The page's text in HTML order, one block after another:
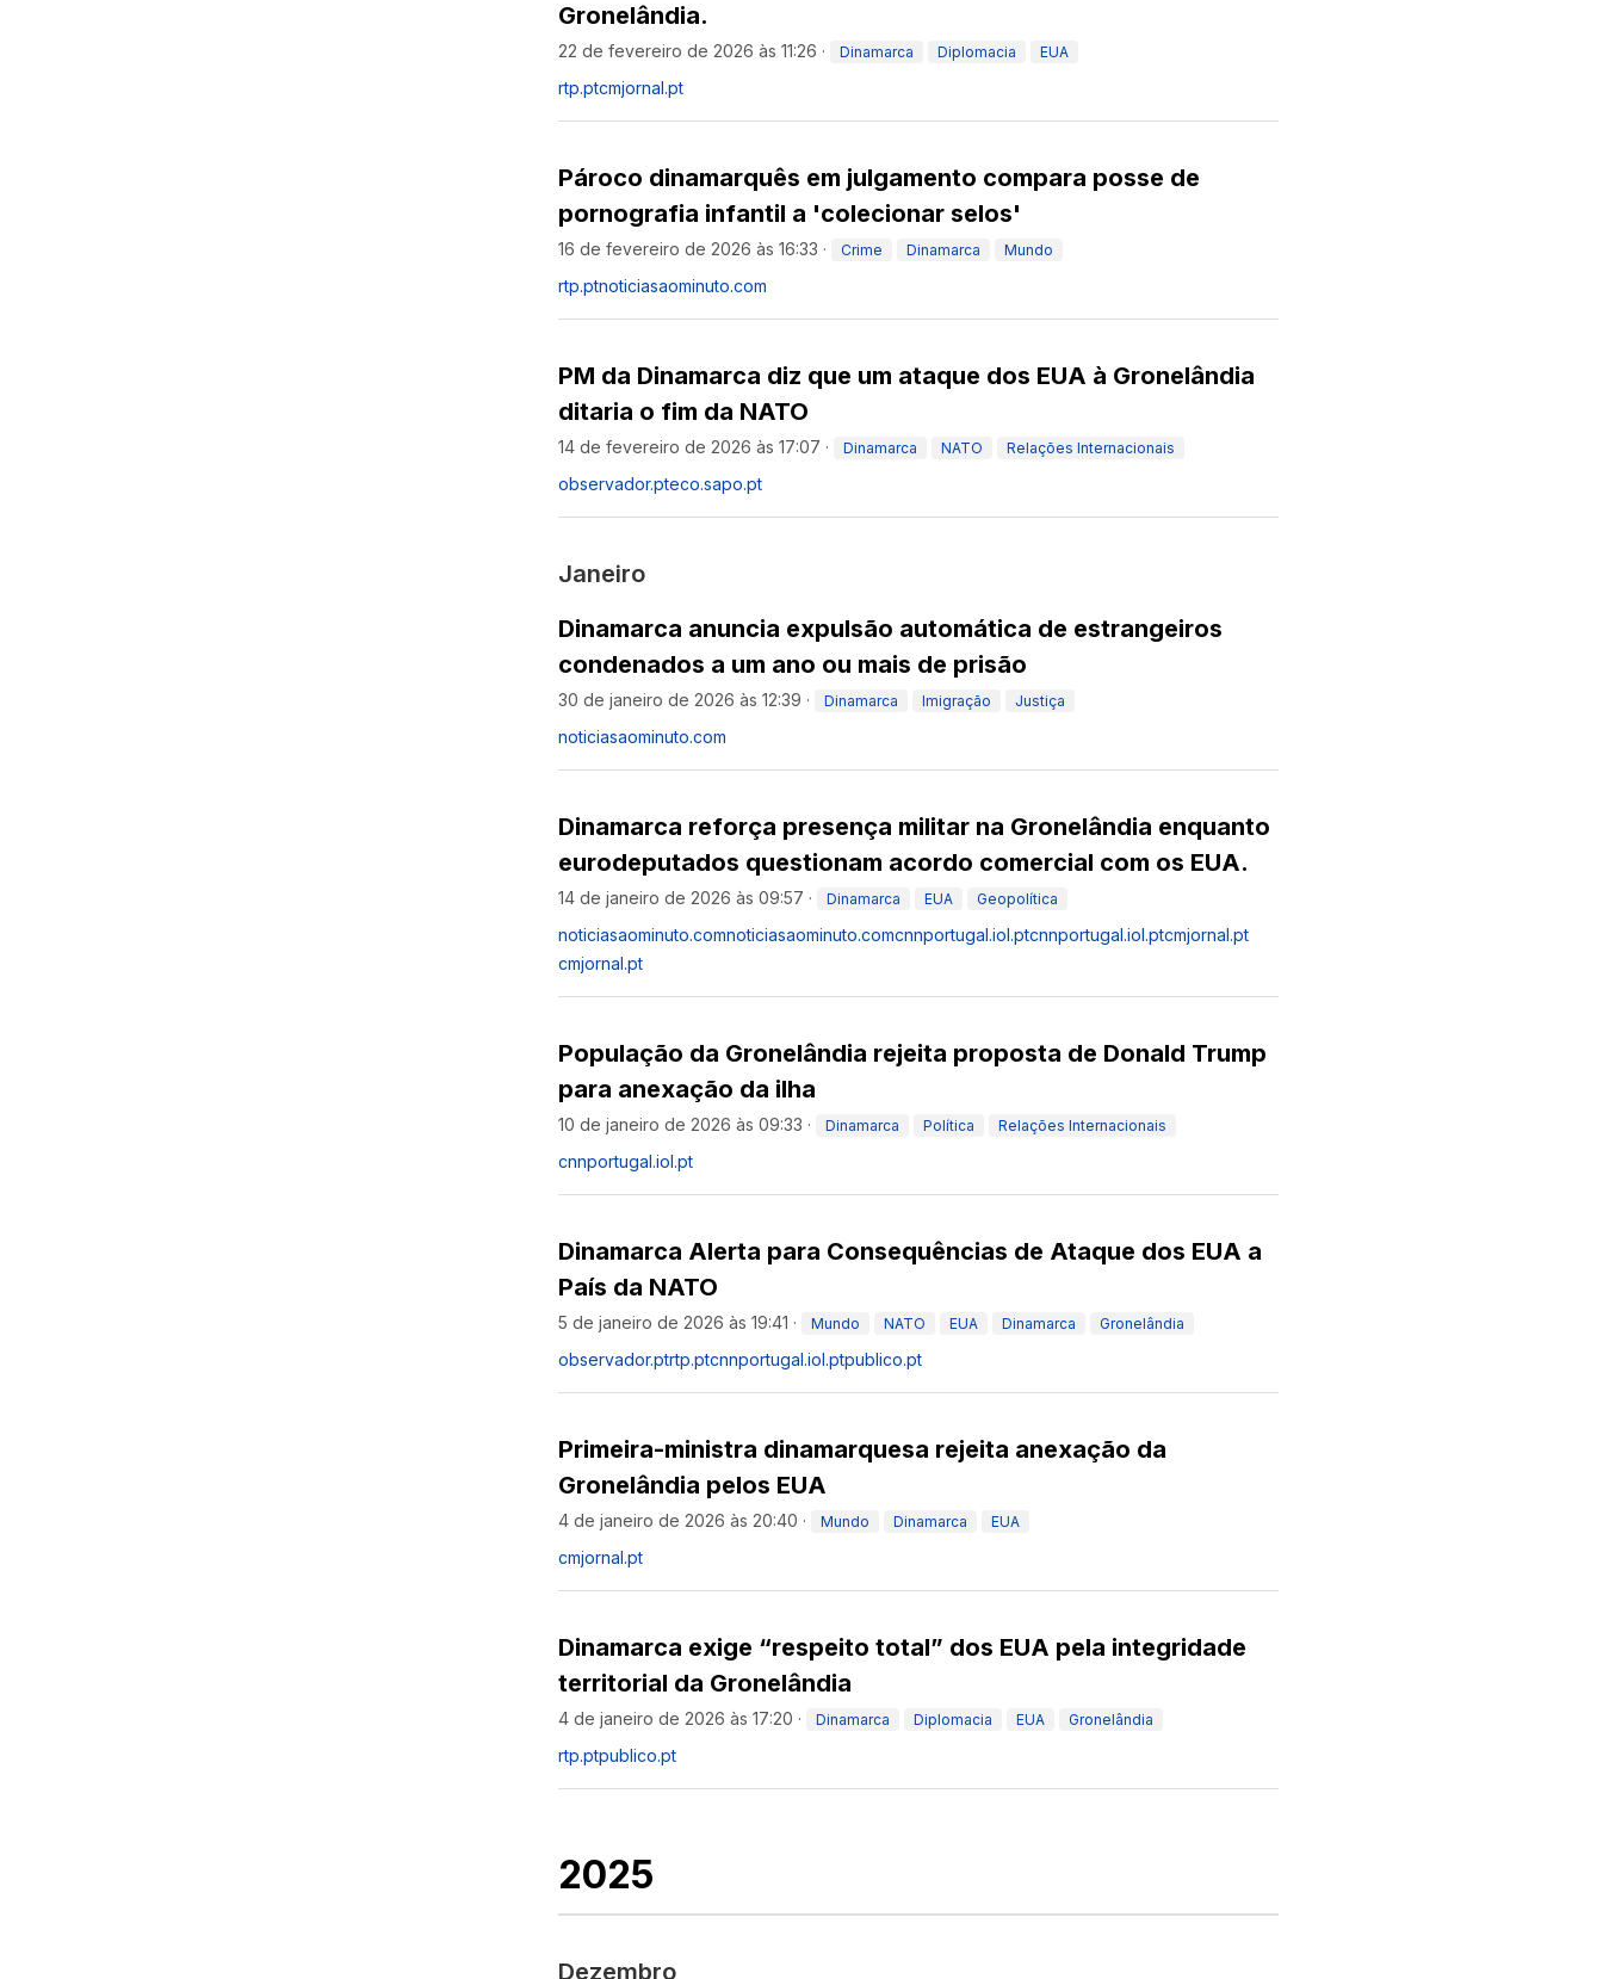
Gronelândia.
22 de fevereiro de 2026 às 11:26 · Dinamarca Diplomacia EUA
rtp.ptcmjornal.pt
Pároco dinamarquês em julgamento compara posse de
pornografia infantil a 'colecionar selos'
16 de fevereiro de 2026 às 16:33 · Crime Dinamarca Mundo
rtp.ptnoticiasaominuto.com
PM da Dinamarca diz que um ataque dos EUA à Gronelândia
ditaria o fim da NATO
14 de fevereiro de 2026 às 17:07 · Dinamarca NATO Relações Internacionais
observador.pteco.sapo.pt
Janeiro
Dinamarca anuncia expulsão automática de estrangeiros
condenados a um ano ou mais de prisão
30 de janeiro de 2026 às 12:39 · Dinamarca Imigração Justiça
noticiasaominuto.com
Dinamarca reforça presença militar na Gronelândia enquanto
eurodeputados questionam acordo comercial com os EUA.
14 de janeiro de 2026 às 09:57 · Dinamarca EUA Geopolítica
noticiasaominuto.comnoticiasaominuto.comcnnportugal.iol.ptcnnportugal.iol.ptcmjornal.pt
cmjornal.pt
População da Gronelândia rejeita proposta de Donald Trump
para anexação da ilha
10 de janeiro de 2026 às 09:33 · Dinamarca Política Relações Internacionais
cnnportugal.iol.pt
Dinamarca Alerta para Consequências de Ataque dos EUA a
País da NATO
5 de janeiro de 2026 às 19:41 · Mundo NATO EUA Dinamarca Gronelândia
observador.ptrtp.ptcnnportugal.iol.ptpublico.pt
Primeira-ministra dinamarquesa rejeita anexação da
Gronelândia pelos EUA
4 de janeiro de 2026 às 20:40 · Mundo Dinamarca EUA
cmjornal.pt
Dinamarca exige “respeito total” dos EUA pela integridade
territorial da Gronelândia
4 de janeiro de 2026 às 17:20 · Dinamarca Diplomacia EUA Gronelândia
rtp.ptpublico.pt
2025
Dezembro